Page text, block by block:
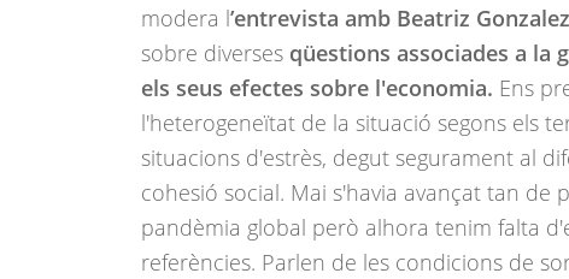
modera l’entrevista amb Beatriz
sobre diverses qüestions associades a la
els seus efectes sobre l'economia. Ens
l'heterogeneïtat de la situació segons els
situacions d'estrès, degut segurament al
cohesió social. Mai s'havia avançat tan de
pandèmia global però alhora tenim falta
referències. Parlen de les condicions de